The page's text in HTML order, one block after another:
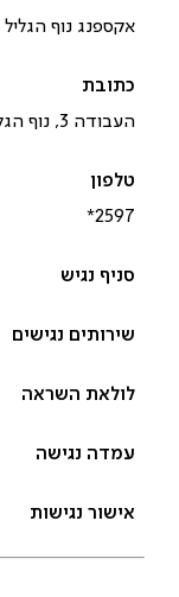
אקספנג נוף הגליל
העבודה 3, נוף הגליל
*2597‎